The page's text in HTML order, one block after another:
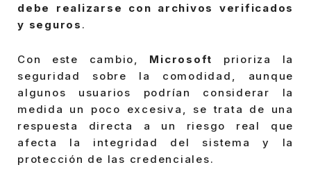
debe realizarse con archivos verificados
y seguros .
Con este cambio, Microsoft prioriza la
seguridad sobre la comodidad, aunque
algunos usuarios podrían considerar la
medida un poco excesiva, se trata de una
respuesta directa a un riesgo real que
afecta la integridad del sistema y la
protección de las credenciales.